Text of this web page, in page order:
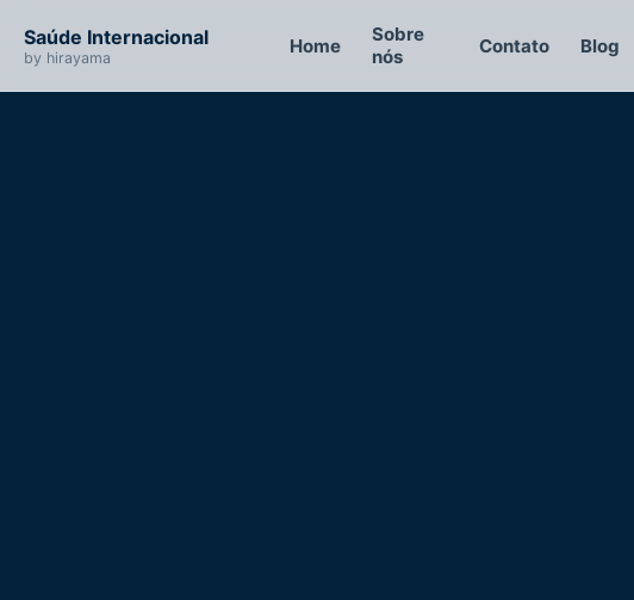
Saúde Internacional
by hirayama
Home
Sobre
nós
Contato Blog